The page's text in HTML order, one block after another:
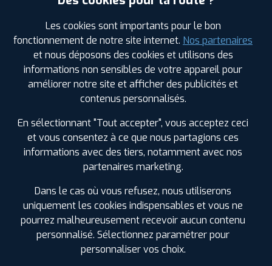
Votre commande
montée et équilibrée :
348.00€TTC
FAIRE INSTALLER CE PNEU
Sous réserve de disponibilité en agence
SPÉCIFICATIONS AVIS CLIENTS ÉTIQUETAGE
Étiquetage
Été
Les cookies sont importants pour le bon
fonctionnement de notre site internet. Nos partenaires
et nous déposons des cookies et utilisons des
informations non sensibles de votre appareil pour
améliorer notre site et afficher des publicités et
contenus personnalisés.
En sélectionnant "Tout accepter", vous acceptez ceci
et vous consentez à ce que nous partagions ces
informations avec des tiers, notamment avec nos
partenaires marketing.
Dans le cas où vous refusez, nous utiliserons
uniquement les cookies indispensables et vous ne
pourrez malheureusement recevoir aucun contenu
personnalisé. Sélectionnez paramétrer pour
personnaliser vos choix.